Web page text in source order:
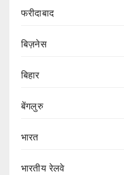
फरीदाबाद
बिज़नेस
बिहार
बेंगलुरु
भारत
भारतीय रेलवे